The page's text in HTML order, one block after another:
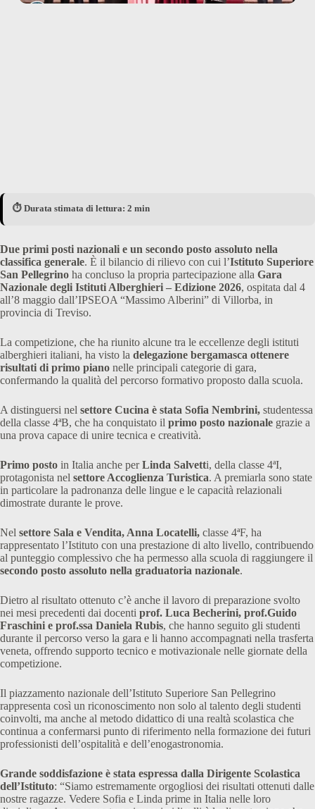
⏱️ Durata stimata di lettura: 2 min
Due primi posti nazionali e un secondo posto assoluto nella
classifica generale. È il bilancio di rilievo con cui l’Istituto Superiore
San Pellegrino ha concluso la propria partecipazione alla Gara
Nazionale degli Istituti Alberghieri – Edizione 2026, ospitata dal 4
all’8 maggio dall’IPSEOA “Massimo Alberini” di Villorba, in
provincia di Treviso.
La competizione, che ha riunito alcune tra le eccellenze degli istituti
alberghieri italiani, ha visto la delegazione bergamasca ottenere
risultati di primo piano nelle principali categorie di gara,
confermando la qualità del percorso formativo proposto dalla scuola.
A distinguersi nel settore Cucina è stata Sofia Nembrini, studentessa
della classe 4ªB, che ha conquistato il primo posto nazionale grazie a
una prova capace di unire tecnica e creatività.
Primo posto in Italia anche perLinda Salvetti, della classe 4ªI,
protagonista nel settore Accoglienza Turistica. A premiarla sono state
in particolare la padronanza delle lingue e le capacità relazionali
dimostrate durante le prove.
Nel settore Sala e Vendita, Anna Locatelli, classe 4ªF, ha
rappresentato l’Istituto con una prestazione di alto livello, contribuendo
al punteggio complessivo che ha permesso alla scuola di raggiungere il
secondo posto assoluto nella graduatoria nazionale.
Dietro al risultato ottenuto c’è anche il lavoro di preparazione svolto
nei mesi precedenti dai docenti prof. Luca Becherini, prof.Guido
Fraschini e prof.ssa Daniela Rubis, che hanno seguito gli studenti
durante il percorso verso la gara e li hanno accompagnati nella trasferta
veneta, offrendo supporto tecnico e motivazionale nelle giornate della
competizione.
Il piazzamento nazionale dell’Istituto Superiore San Pellegrino
rappresenta così un riconoscimento non solo al talento degli studenti
coinvolti, ma anche al metodo didattico di una realtà scolastica che
continua a confermarsi punto di riferimento nella formazione dei futuri
professionisti dell’ospitalità e dell’enogastronomia.
Grande soddisfazione è stata espressa dalla Dirigente Scolastica
dell’Istituto: “Siamo estremamente orgogliosi dei risultati ottenuti dalle
nostre ragazze. Vedere Sofia e Linda prime in Italia nelle loro